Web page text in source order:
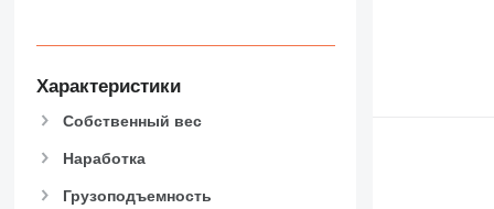
826
907
908
Характеристики
Собственный вес
Наработка
Грузоподъемность